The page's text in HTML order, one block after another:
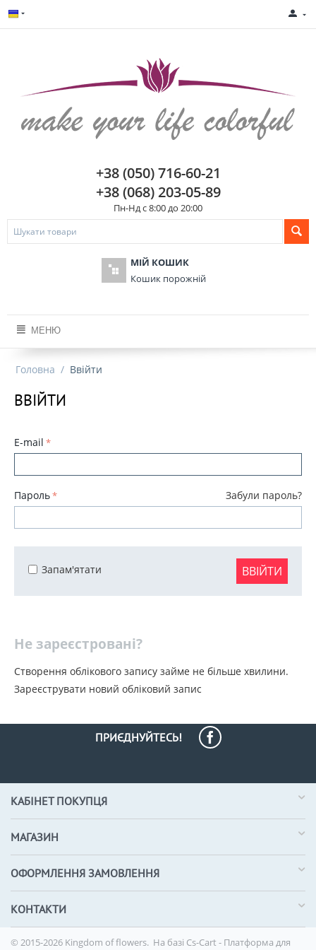
+38 (050) 716-60-21
+38 (068) 203-05-89
Пн-Нд с 8:00 до 20:00
МІЙ КОШИК
Кошик порожній
МЕНЮ
Головна / Ввійти
ВВІЙТИ
E-mail
Пароль Забули пароль?
ВВІЙТИ
Запам'ятати
Не зареєстровані?
Створення облікового запису займе не більше хвилини.
Зареєструвати новий обліковий запис
ПРИЄДНУЙТЕСЬ!
КАБІНЕТ ПОКУПЦЯ
МАГАЗИН
ОФОРМЛЕННЯ ЗАМОВЛЕННЯ
КОНТАКТИ
© 2015-2026 Kingdom of flowers. На базі Cs-Cart - Платформа для